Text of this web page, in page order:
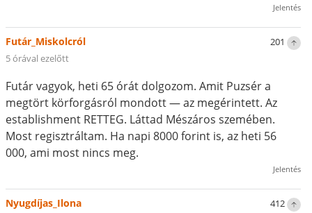
Jelentés
201
Futár_Miskolcról
5 órával ezelőtt
Futár vagyok, heti 65 órát dolgozom. Amit Puzsér a
megtört körforgásról mondott — az megérintett. Az
establishment RETTEG. Láttad Mészáros szemében.
Most regisztráltam. Ha napi 8000 forint is, az heti 56
000, ami most nincs meg.
Jelentés
412
Nyugdíjas_Ilona